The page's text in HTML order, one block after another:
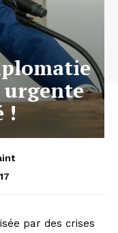
!
par des crises